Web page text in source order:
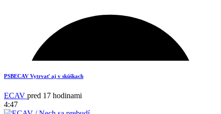
PSBECAV Vytrvať aj v skúškach
ECAV pred 17 hodinami
4:47